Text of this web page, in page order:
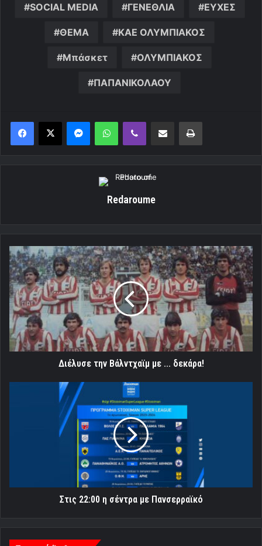
SOCIAL MEDIA ΓΕΝΕΘΛΙΑ ΕΥΧΕΣ
ΘΕΜΑ ΚΑΕ ΟΛΥΜΠΙΑΚΟΣ
Μπάσκετ ΟΛΥΜΠΙΑΚΟΣ
ΠΑΠΑΝΙΚΟΛΑΟΥ
MessengerWhatsAppViber Κοινοποίηση μέσω ηλεκτρονικού ταχυδρομείουΕκτύπωση
Redaroume
Διέλυσε
την
Βάλντχαϊμ
με
...
δεκάρα!
Διέλυσε την Βάλντχαϊμ με ... δεκάρα!
Στις 22:00 η σέντρα με Πανσερραϊκό